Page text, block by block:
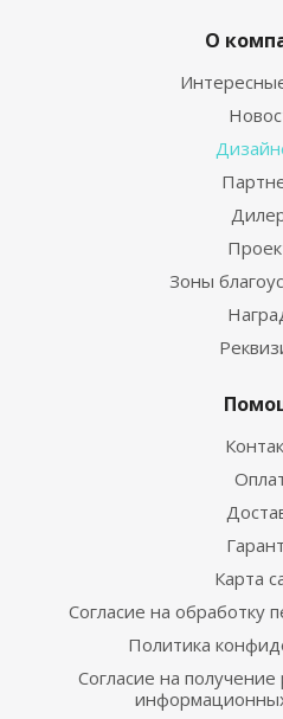
О
Зоны
Карта
Согласие на обработку
Политика
Согласие на